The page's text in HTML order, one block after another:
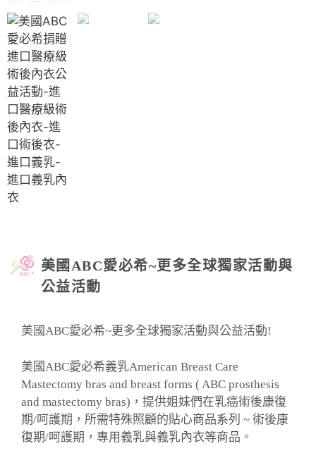
美國ABC愛必希~更多全球獨家活動與
公益活動
美國ABC愛必希~更多全球獨家活動與公益活動!
美國ABC愛必希義乳American Breast Care
Mastectomy bras and breast forms ( ABC prosthesis
and mastectomy bras)，提供姐妹們在乳癌術後康復
期/呵護期 ， 所需特殊照顧的貼心商品系列 ~ 術後康
復期/呵護期 ， 專用義乳與義乳內衣等商品。